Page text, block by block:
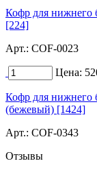
Кофр для нижнего
[224]
Арт.: COF-0023
Цена:
Кофр для нижнего
(бежевый) [1424]
Арт.: COF-0343
Отзывы